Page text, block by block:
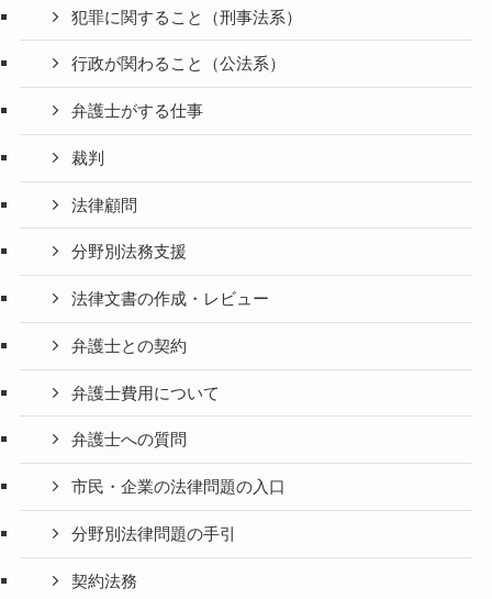
犯罪に関すること（刑事法系）
行政が関わること（公法系）
弁護士がする仕事
裁判
法律顧問
分野別法務支援
法律文書の作成・レビュー
弁護士との契約
弁護士費用について
弁護士への質問
市民・企業の法律問題の入口
分野別法律問題の手引
契約法務